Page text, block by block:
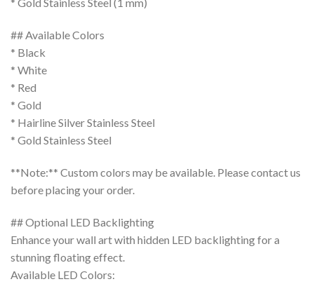
## Available Colors
* Black
* White
* Red
* Gold
* Hairline Silver Stainless Steel
* Gold Stainless Steel
**Note:** Custom colors may be available. Please contact us
before placing your order.
## Optional LED Backlighting
Enhance your wall art with hidden LED backlighting for a
stunning floating effect.
Available LED Colors: